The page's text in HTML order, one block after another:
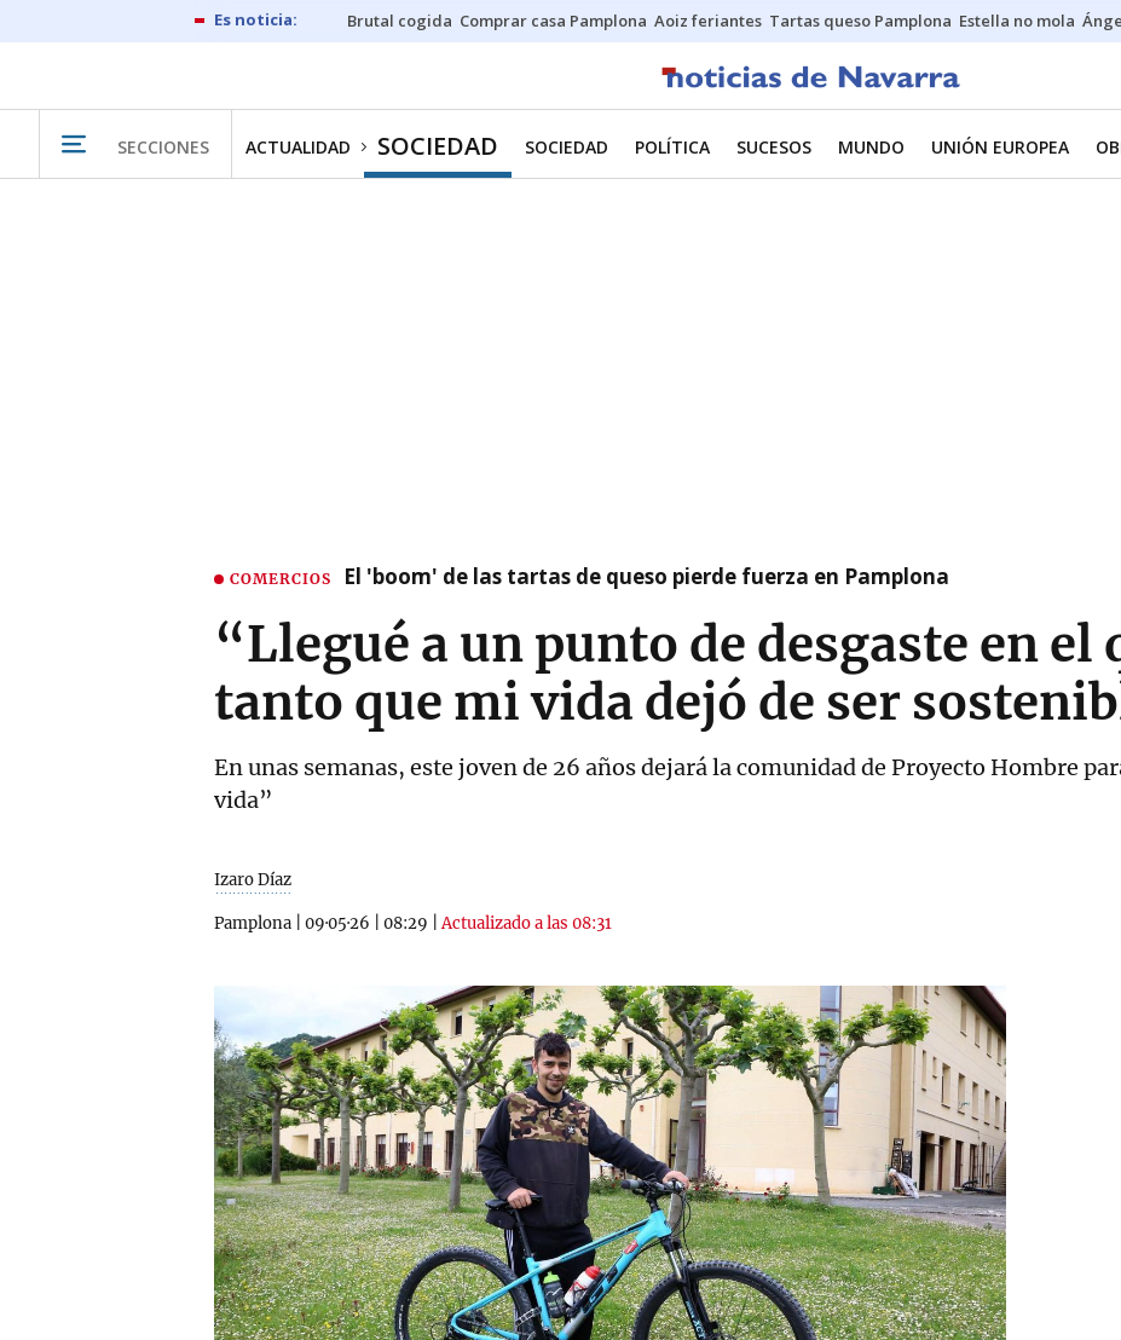
Brutal cogida Comprar casa Pamplona Aoiz feriantes Tartas queso Pamplona Estella no mola
SECCIONES ACTUALIDAD SOCIEDAD SOCIEDAD POLÍTICA SUCESOS MUNDO UNIÓN EUROPEA
COMERCIOS El 'boom' de las tartas de queso pierde fuerza en Pamplona
“Llegué a un punto de desgaste en el
tanto que mi vida dejó de ser
En unas semanas, este joven de 26 años dejará la comunidad de Proyecto Hombre
vida”
Izaro Díaz
Pamplona 09·05·26 08:29 |Actualizado a las 08:31